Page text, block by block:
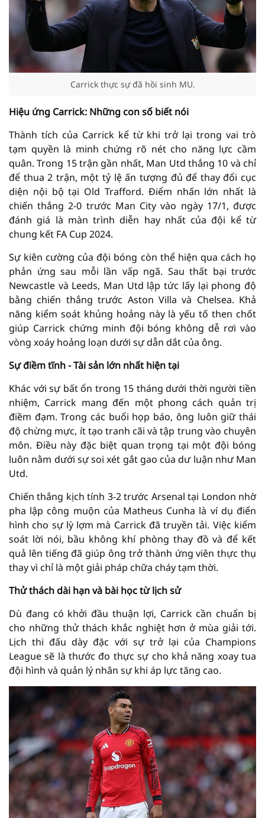
Carrick thực sự đã hồi sinh MU.
Hiệu ứng Carrick: Những con số biết nói
Thành tích của Carrick kể từ khi trở lại trong vai trò
tạm quyền là minh chứng rõ nét cho năng lực cầm
quân. Trong 15 trận gần nhất, Man Utd thắng 10 và chỉ
để thua 2 trận, một tỷ lệ ấn tượng đủ để thay đổi cục
diện nội bộ tại Old Trafford. Điểm nhấn lớn nhất là
chiến thắng 2-0 trước Man City vào ngày 17/1, được
đánh giá là màn trình diễn hay nhất của đội kể từ
chung kết FA Cup 2024.
Sự kiên cường của đội bóng còn thể hiện qua cách họ
phản ứng sau mỗi lần vấp ngã. Sau thất bại trước
Newcastle và Leeds, Man Utd lập tức lấy lại phong độ
bằng chiến thắng trước Aston Villa và Chelsea. Khả
năng kiểm soát khủng hoảng này là yếu tố then chốt
giúp Carrick chứng minh đội bóng không dễ rơi vào
vòng xoáy hoảng loạn dưới sự dẫn dắt của ông.
Sự điềm tĩnh - Tài sản lớn nhất hiện tại
Khác với sự bất ổn trong 15 tháng dưới thời người tiền
nhiệm, Carrick mang đến một phong cách quản trị
điềm đạm. Trong các buổi họp báo, ông luôn giữ thái
độ chừng mực, ít tạo tranh cãi và tập trung vào chuyên
môn. Điều này đặc biệt quan trọng tại một đội bóng
luôn nằm dưới sự soi xét gắt gao của dư luận như Man
Utd.
Chiến thắng kịch tính 3-2 trước Arsenal tại London nhờ
pha lập công muộn của Matheus Cunha là ví dụ điển
hình cho sự lỳ lợm mà Carrick đã truyền tải. Việc kiểm
soát lời nói, bầu không khí phòng thay đồ và để kết
quả lên tiếng đã giúp ông trở thành ứng viên thực thụ
thay vì chỉ là một giải pháp chữa cháy tạm thời.
Thử thách dài hạn và bài học từ lịch sử
Dù đang có khởi đầu thuận lợi, Carrick cần chuẩn bị
cho những thử thách khắc nghiệt hơn ở mùa giải tới.
Lịch thi đấu dày đặc với sự trở lại của Champions
League sẽ là thước đo thực sự cho khả năng xoay tua
đội hình và quản lý nhân sự khi áp lực tăng cao.